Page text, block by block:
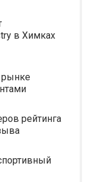
в Химках
рейтинга